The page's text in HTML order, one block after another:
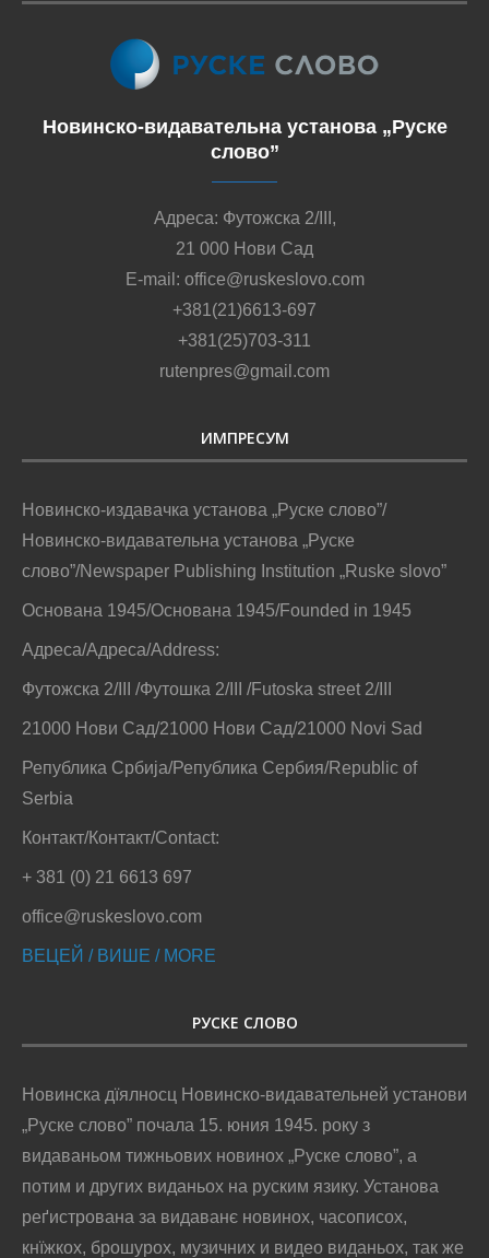
Новинско-видавательна установа „Руске
слово”
Адреса: Футожска 2/III,
21 000 Нови Сад
E-mail: office@ruskeslovo.com
+381(21)6613-697
+381(25)703-311
rutenpres@gmail.com
ИМПРЕСУМ
Новинско-издавачка установа „Руске слово”/
Новинско-видавательна установа „Руске
слово”/Newspaper Publishing Institution „Ruske slovo”
Основана 1945/Основана 1945/Founded in 1945
Адреса/Адреса/Address:
Футожска 2/III /Футошка 2/III /Futoska street 2/III
21000 Нови Сад/21000 Нови Сад/21000 Novi Sad
Република Србија/Република Сербия/Republic of
Serbia
Контакт/Контакт/Contact:
+ 381 (0) 21 6613 697
office@ruskeslovo.com
ВЕЦЕЙ / ВИШЕ / MORE
РУСКЕ СЛОВО
Новинска дїялносц Новинско-видавательней установи
„Руске слово” почала 15. юния 1945. року з
видаваньом тижньових новинох „Руске слово”, а
потим и других виданьох на руским язику. Установа
реґистрована за видаванє новинох, часописох,
кнїжкох, брошурох, музичних и видео виданьох, так же